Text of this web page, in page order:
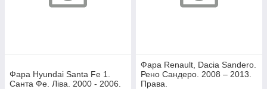
Фара Hyundai Santa Fe 1.
Санта Фе. Ліва. 2000 - 2006.
Фара Renault, Dacia Sandero.
Рено Сандеро. 2008 – 2013.
Права.